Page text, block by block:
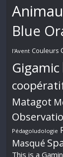
Blue
l'Avent Couleurs
Gigamic
Matagot
Pédagoludologie
Masqué
This is a